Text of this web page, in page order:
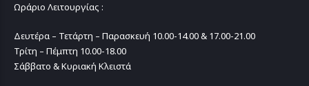
Ωράριο Λειτουργίας :
Δευτέρα – Τετάρτη – Παρασκευή 10.00-14.00 & 17.00-21.00
Τρίτη – Πέμπτη 10.00-18.00
Σάββατο & Κυριακή Κλειστά